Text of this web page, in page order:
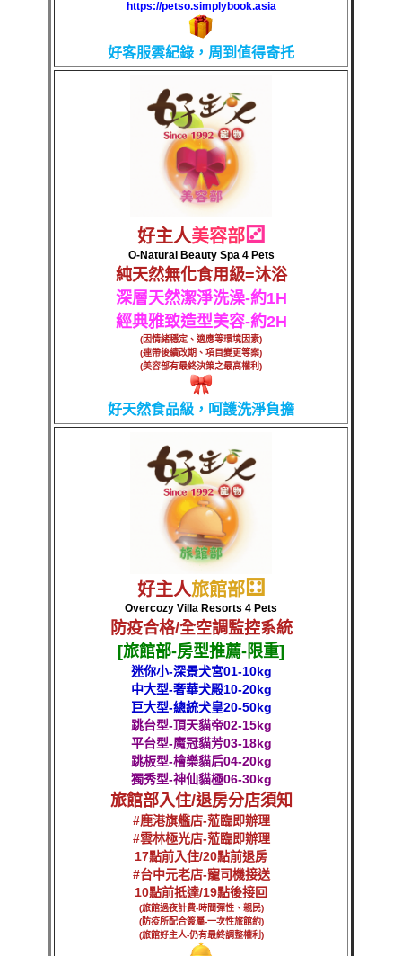
https://petso.simplybook.asia
好客服雲紀錄，周到值得寄托
好主人美容部⚂
O-Natural Beauty Spa 4 Pets
純天然無化食用級=沐浴
深層天然潔淨洗澡-約1H
經典雅致造型美容-約2H
(因情緒穩定、適應等環境因素)
(連帶後續改期、項目變更等案)
(美容部有最終決策之最高權利)
好天然食品級，呵護洗淨負擔
好主人旅館部⚃
Overcozy Villa Resorts 4 Pets
防疫合格/全空調監控系統
[旅館部-房型推薦-限重]
迷你小-深景犬宮01-10kg
中大型-奢華犬殿10-20kg
巨大型-總統犬皇20-50kg
跳台型-頂天貓帝02-15kg
平台型-魔冠貓芳03-18kg
跳板型-檜樂貓后04-20kg
獨秀型-神仙貓極06-30kg
旅館部入住/退房分店須知
#鹿港旗艦店-蒞臨即辦理
#雲林極光店-蒞臨即辦理
17點前入住/20點前退房
#台中元老店-寵司機接送
10點前抵達/19點後接回
(旅館過夜計費-時間彈性、親民)
(防疫所配合簽屬-一次性旅館約)
(旅館好主人-仍有最終調整權利)